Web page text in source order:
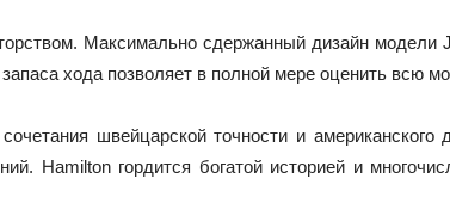
Максимально сдержанный дизайн
хода позволяет в полной мере оценить всю
швейцарской точности и
Hamilton гордится богатой историей и